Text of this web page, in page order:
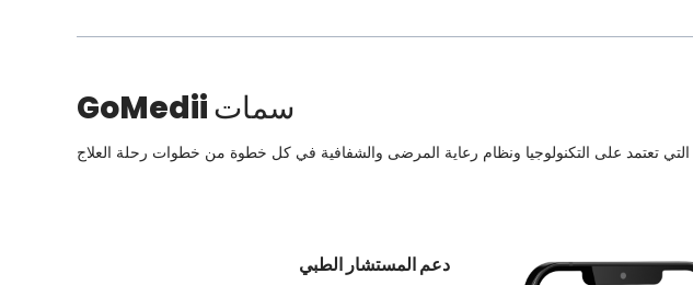
GoMediiسمات
دعم المستشار الطبي